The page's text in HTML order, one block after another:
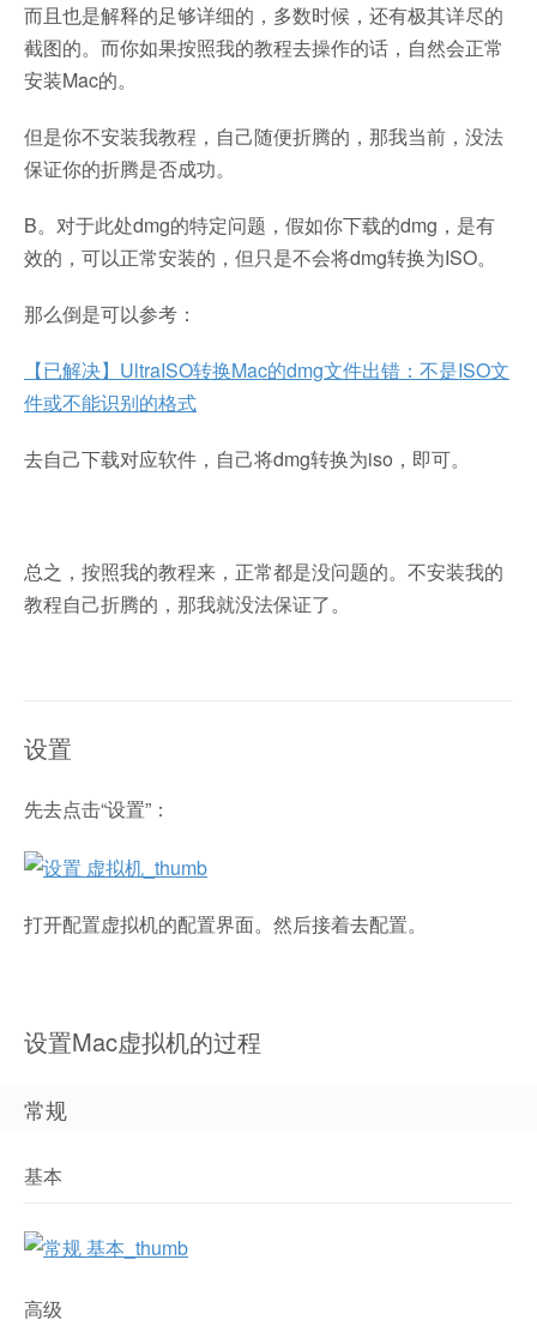
而且也是解释的足够详细的，多数时候，还有极其详尽的
截图的。而你如果按照我的教程去操作的话，自然会正常
安装Mac的。
但是你不安装我教程，自己随便折腾的，那我当前，没法
保证你的折腾是否成功。
B。对于此处dmg的特定问题，假如你下载的dmg，是有
效的，可以正常安装的，但只是不会将dmg转换为ISO。
那么倒是可以参考：
【已解决】UltraISO转换Mac的dmg文件出错：不是ISO文
件或不能识别的格式
去自己下载对应软件，自己将dmg转换为iso，即可。
总之，按照我的教程来，正常都是没问题的。不安装我的
教程自己折腾的，那我就没法保证了。
设置
先去点击“设置”：
打开配置虚拟机的配置界面。然后接着去配置。
设置Mac虚拟机的过程
常规
基本
高级